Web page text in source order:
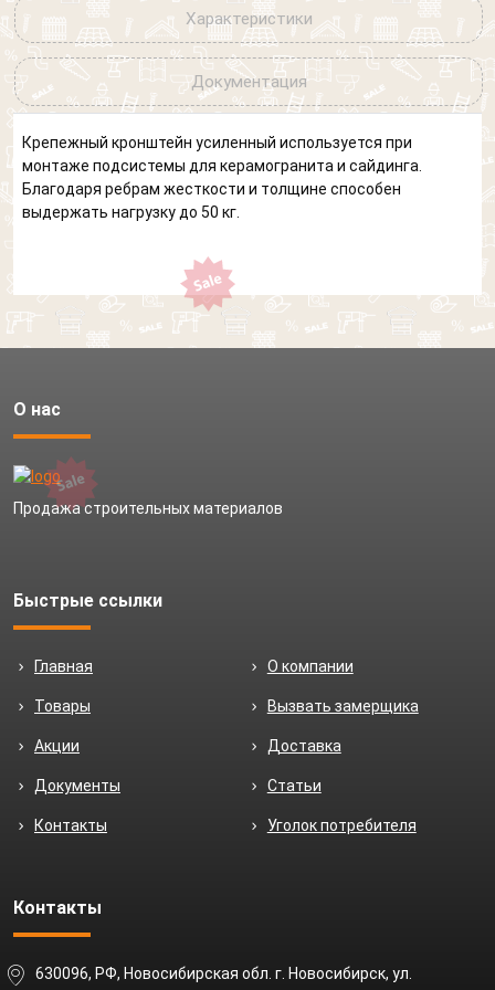
Характеристики
Документация
Крепежный кронштейн усиленный используется при
монтаже подсистемы для керамогранита и сайдинга.
Благодаря ребрам жесткости и толщине способен
выдержать нагрузку до 50 кг.
О нас
Продажа строительных материалов
Быстрые ссылки
Главная О компании
Товары Вызвать замерщика
Акции Доставка
Документы Статьи
Контакты Уголок потребителя
Контакты
630096, РФ, Новосибирская обл. г. Новосибирск, ул.